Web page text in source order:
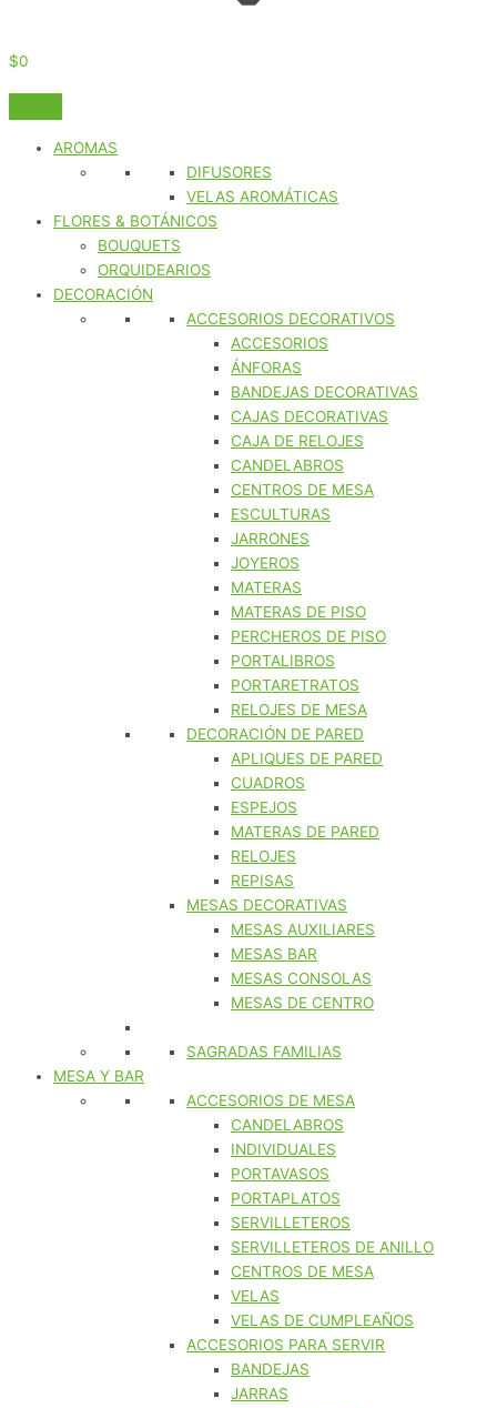
$0
AROMAS
DIFUSORES
VELAS AROMÁTICAS
FLORES & BOTÁNICOS
BOUQUETS
ORQUIDEARIOS
DECORACIÓN
ACCESORIOS DECORATIVOS
ACCESORIOS
ÁNFORAS
BANDEJAS DECORATIVAS
CAJAS DECORATIVAS
CAJA DE RELOJES
CANDELABROS
CENTROS DE MESA
ESCULTURAS
JARRONES
JOYEROS
MATERAS
MATERAS DE PISO
PERCHEROS DE PISO
PORTALIBROS
PORTARETRATOS
RELOJES DE MESA
DECORACIÓN DE PARED
APLIQUES DE PARED
CUADROS
ESPEJOS
MATERAS DE PARED
RELOJES
REPISAS
MESAS DECORATIVAS
MESAS AUXILIARES
MESAS BAR
MESAS CONSOLAS
MESAS DE CENTRO
SAGRADAS FAMILIAS
MESA Y BAR
ACCESORIOS DE MESA
CANDELABROS
INDIVIDUALES
PORTAVASOS
PORTAPLATOS
SERVILLETEROS
SERVILLETEROS DE ANILLO
CENTROS DE MESA
VELAS
VELAS DE CUMPLEAÑOS
ACCESORIOS PARA SERVIR
BANDEJAS
JARRAS